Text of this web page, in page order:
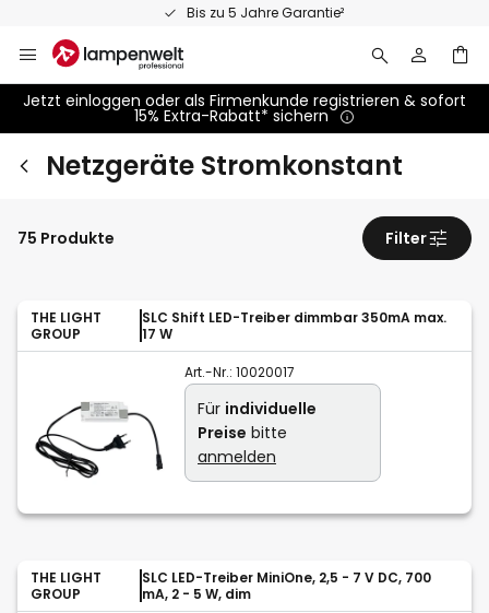
Bis zu 5 Jahre Garantie²
Inhalt
springen
Jetzt einloggen oder als Firmenkunde registrieren & sofort
15% Extra-Rabatt* sichern
Netzgeräte Stromkonstant
THE LIGHT
GROUP
SLC Shift LED-Treiber dimmbar 350mA max.
17 W
Art.-Nr.: 10020017
Für individuelle
Preise bitte
anmelden
THE LIGHT
GROUP
SLC LED-Treiber MiniOne, 2,5 - 7 V DC, 700
mA, 2 - 5 W, dim
75 Produkte Filter